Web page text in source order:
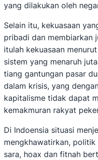
yang dilakukan oleh
Selain itu, kekuasaan
pribadi dan membiarkan
itulah kekuasaan
sistem yang menaruh
tiang gantungan pasar
dalam krisis, yang
kapitalisme tidak dapat
kemakmuran rakyat
Di Indoensia situasi
mengkhawatirkan, politik
sara, hoax dan fitnah